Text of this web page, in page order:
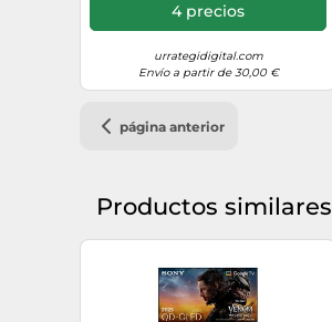
4 precios
urrategidigital.com
Envío a partir de 30,00 €
página anterior
Productos similares